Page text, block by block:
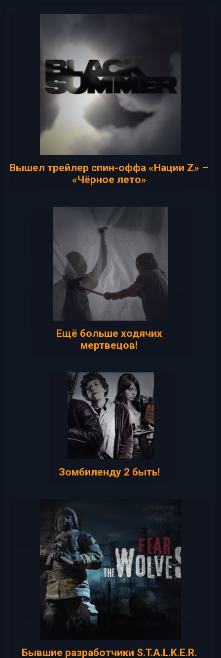
Вышел трейлер спин-оффа «Нации Z» –
«Чёрное лето»
Ещё больше ходячих
мертвецов!
Зомбиленду 2 быть!
Бывшие разработчики S.T.A.L.K.E.R.